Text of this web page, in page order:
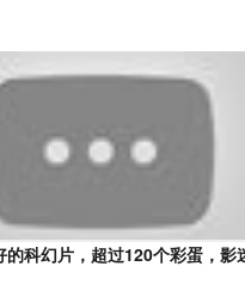
的科幻片，超过120个彩蛋，影